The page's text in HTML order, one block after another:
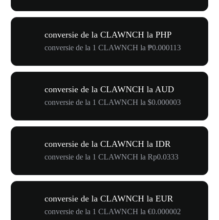
conversie de la CLAWNCH la PHP
conversie de la 1 CLAWNCH la ₱0.000113
conversie de la CLAWNCH la AUD
conversie de la 1 CLAWNCH la $0.000003
conversie de la CLAWNCH la IDR
conversie de la 1 CLAWNCH la Rp0.0333
conversie de la CLAWNCH la EUR
conversie de la 1 CLAWNCH la €0.000002